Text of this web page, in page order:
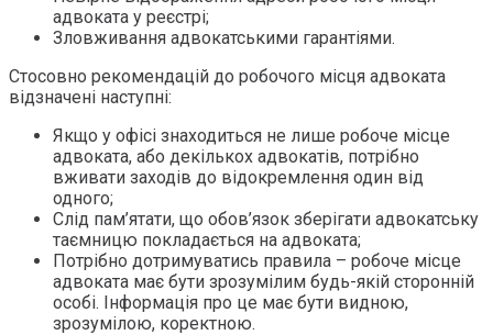
адвоката у реєстрі;
Зловживання адвокатськими гарантіями.
Стосовно рекомендацій до робочого місця адвоката
відзначені наступні:
Якщо у офісі знаходиться не лише робоче місце
адвоката, або декількох адвокатів, потрібно
вживати заходів до відокремлення один від
одного;
Слід пам’ятати, що обов’язок зберігати адвокатську
таємницю покладається на адвоката;
Потрібно дотримуватись правила – робоче місце
адвоката має бути зрозумілим будь-якій сторонній
особі. Інформація про це має бути видною,
зрозумілою, коректною.